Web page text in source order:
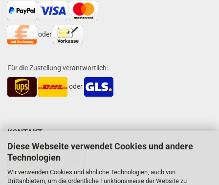
Diese Webseite verwendet Cookies und andere
Technologien
Wir verwenden Cookies und ähnliche Technologien, auch von
Drittanbietern, um die ordentliche Funktionsweise der Website zu
oder
Für die Zustellung verantwortlich:
oder
KONTAKT